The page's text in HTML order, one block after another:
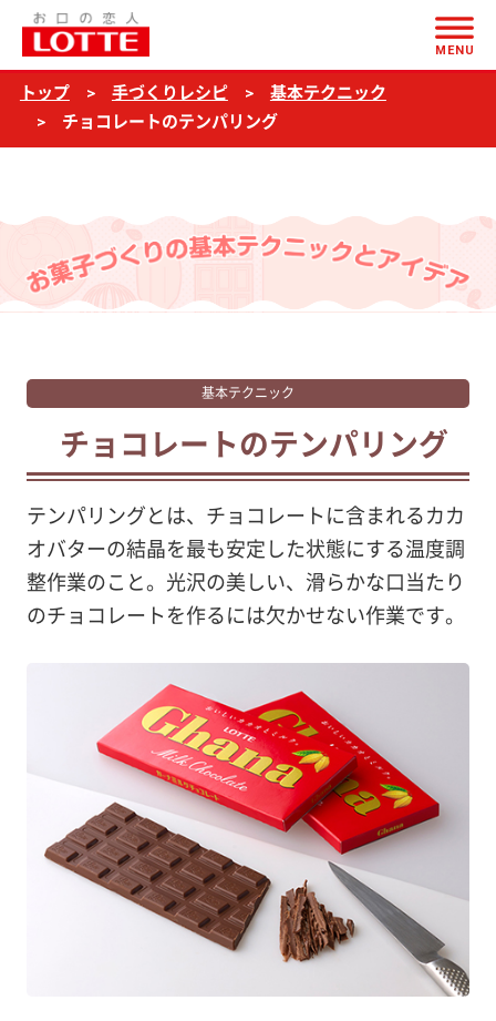
基
本
テ
ク
ッ
チ
ョ
レ
ト
の
テ
ン
パ
MENU
トップ 手づくりレシピ
基本テクニック
チョコレートのテンパリング
基本テクニック
チョコレートのテンパリング
テンパリングとは、チョコレートに含まれるカカ
オバターの結晶を最も安定した状態にする温度調
整作業のこと。光沢の美しい、滑らかな口当たり
のチョコレートを作るには欠かせない作業です。